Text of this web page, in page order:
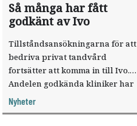
Så många har fått
godkänt av Ivo
Tillståndsansökningarna för att
bedriva privat tandvård
fortsätter att komma in till Ivo.
Andelen godkända kliniker har
ökat, visar nya siffror.
Nyheter